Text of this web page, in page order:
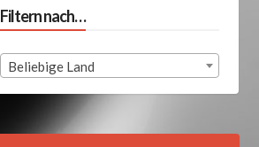
Filtern nach…
Beliebige Land